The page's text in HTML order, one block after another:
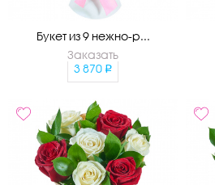
Букет из 9 нежно-р...
Заказать
3 870